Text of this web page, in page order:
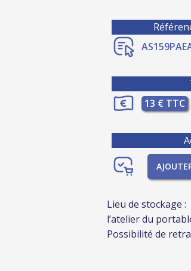
13 € TTC
Lieu de stockage :
l’atelier du
Possibilité de